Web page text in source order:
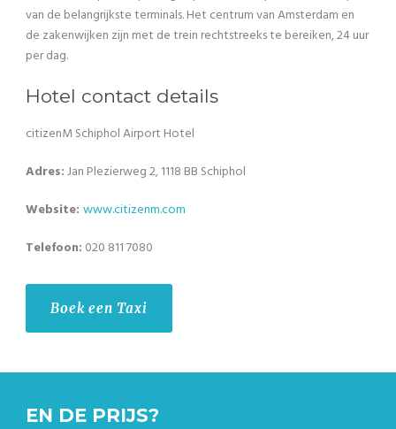
van de belangrijkste terminals. Het centrum van Amsterdam en
de zakenwijken zijn met de trein rechtstreeks te bereiken, 24 uur
per dag.
Hotel contact details
citizenM Schiphol Airport Hotel
Adres:Jan Plezierweg 2, 1118 BB Schiphol
Website: www.citizenm.com
Telefoon: 020 811 7080
Boek een Taxi
EN DE PRIJS?